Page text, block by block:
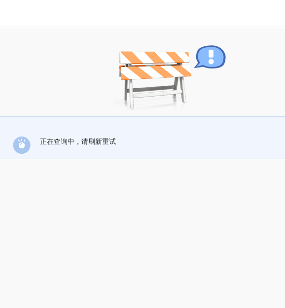
正在查询中，请刷新重试